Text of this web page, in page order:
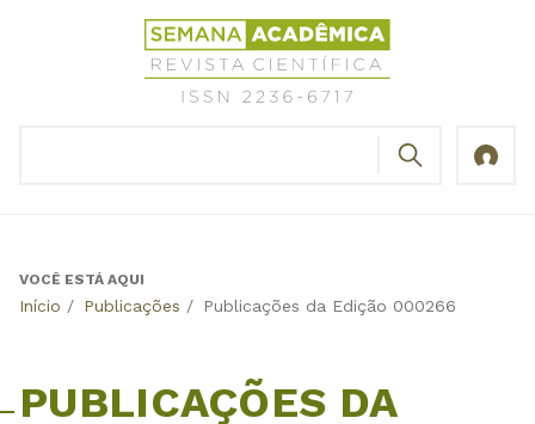
Revista
Científica
Semana
Back
VOCÊ ESTÁ AQUI
Início / Publicações / Publicações da Edição 000266
PUBLICAÇÕES DA